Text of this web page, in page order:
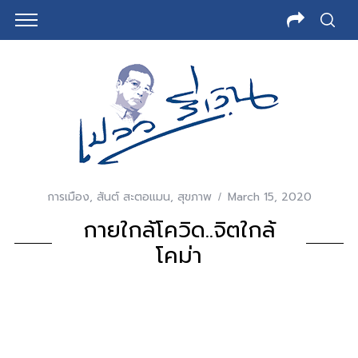
การเมือง, สันต์ สะตอแมน, สุขภาพ March 15, 2020
กายใกล้โควิด..จิตใกล้
โคม่า